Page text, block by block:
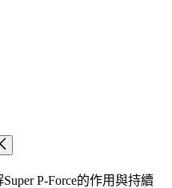
P-Force的作用與持續